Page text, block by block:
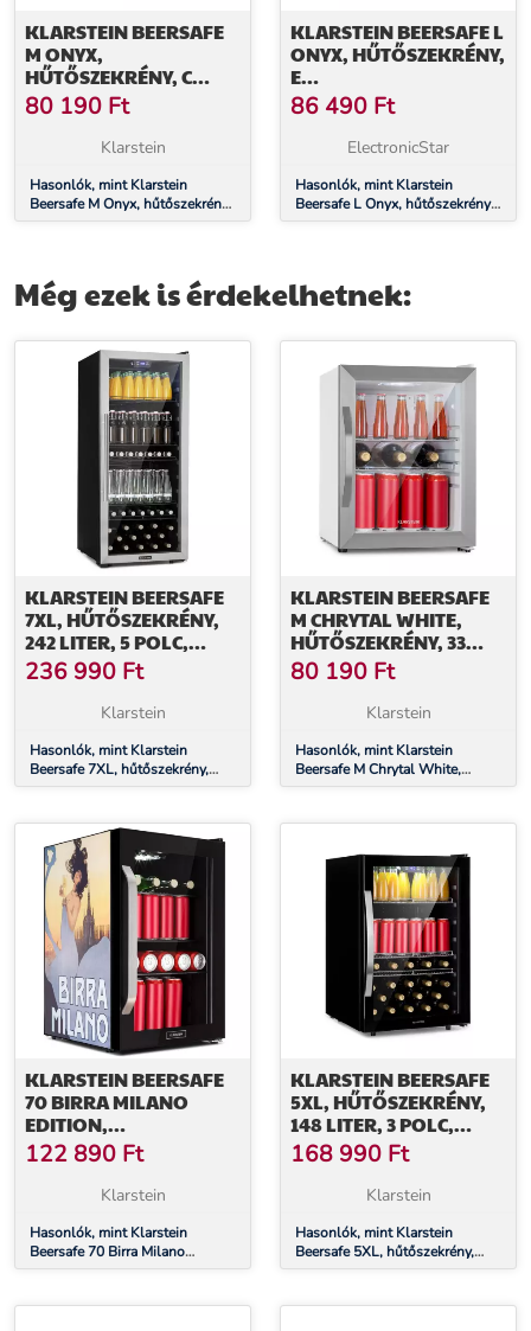
KLARSTEIN BEERSAFE
M ONYX,
HŰTŐSZEKRÉNY, C
ENERGIAHATÉKONYSÁGI
OSZTÁLY, LED, 2 FÉM
RÁCS, ÜVEGAJTÓ
80 190 Ft
Klarstein
Hasonlók, mint Klarstein
Beersafe M Onyx, hűtőszekrény,
C energiahatékonysági osztály,
KLARSTEIN BEERSAFE L
ONYX, HŰTŐSZEKRÉNY,
E
ENERGIAHATÉKONYSÁGI
OSZTÁLY, LED, FÉM
RÁCSOK, ÜVEGAJTÓ,
86 490 Ft
ElectronicStar
Hasonlók, mint Klarstein
Beersafe L Onyx, hűtőszekrény,
E energiahatékonysági osztály,
Még ezek is érdekelhetnek:
KLARSTEIN BEERSAFE
7XL, HŰTŐSZEKRÉNY,
242 LITER, 5 POLC,
PANORÁMA
ÜVEGAJTÓ,
ROZSDAMENTES ACÉL
236 990 Ft
Klarstein
Hasonlók, mint Klarstein
Beersafe 7XL, hűtőszekrény,
242 liter, 5 polc, panoráma
KLARSTEIN BEERSAFE
M CHRYTAL WHITE,
HŰTŐSZEKRÉNY, 33
LITER, 2 POLC,
PANORÁMA
ÜVEGAJTÓ,
80 190 Ft
Klarstein
Hasonlók, mint Klarstein
Beersafe M Chrytal White,
hűtőszekrény, 33 liter, 2 polc,
rozsdamentes acél
KLARSTEIN BEERSAFE
70 BIRRA MILANO
EDITION,
HŰTŐSZEKRÉNY, 70
LITER, 3 POLC,
PANORÁMA
ROZSDAMENTES ACÉL
122 890 Ft
Klarstein
Hasonlók, mint Klarstein
Beersafe 70 Birra Milano
Edition, hűtőszekrény, 70 liter, 3
rozsdamentes acél
KLARSTEIN BEERSAFE
5XL, HŰTŐSZEKRÉNY,
148 LITER, 3 POLC,
PANORÁMA
ÜVEGAJTÓ,
ROZSDAMENTES ACÉL
168 990 Ft
Klarstein
Hasonlók, mint Klarstein
Beersafe 5XL, hűtőszekrény,
148 liter, 3 polc, panoráma